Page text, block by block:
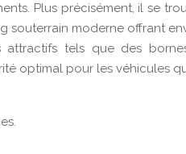
Plus précisément, il se
souterrain moderne offrant
attractifs tels que des
optimal pour les véhicules